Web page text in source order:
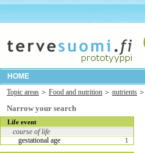
HOME
Topic areas
Food and nutrition nutrients
Narrow your search
Life event
course of life
gestational age
1